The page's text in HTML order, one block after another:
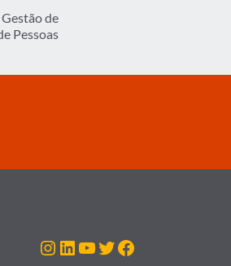
de
Pessoas
Instagram
LinkedIn
Youtube
Twitter
Facebook